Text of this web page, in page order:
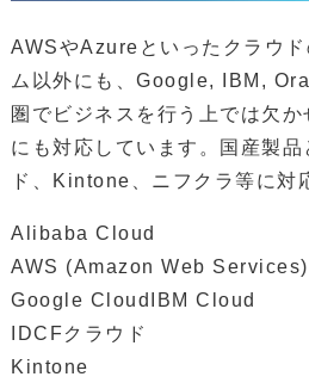
AWSやAzureといったクラウ
ム以外にも、Google, IBM,
圏でビジネスを行う上では欠
にも対応しています。国産製
ド、Kintone、ニフクラ等に対
Alibaba Cloud
AWS (Amazon Web Services)
Google CloudIBM Cloud
IDCFクラウド
Kintone